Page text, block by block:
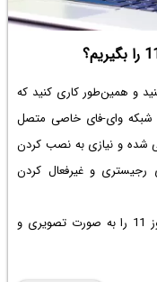
کنید و همین‌طور کاری کنید که
شبکه وای-فای خاصی متصل
تنظیمات ویندوز 11 پیش‌بینی شده و نیازی به نصب کردن
رجیستری و غیرفعال کردن
در ادامه روش متوقف کردن دانلود آپدیت ویندوز 11 را به صورت تصویری و